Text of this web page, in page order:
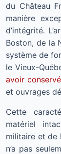
du Château
manière
d’intégrité.
Boston, de la
système de
le Vieux-
avoir
et ouvrages
Cette
matériel
militaire et de
n’a pas